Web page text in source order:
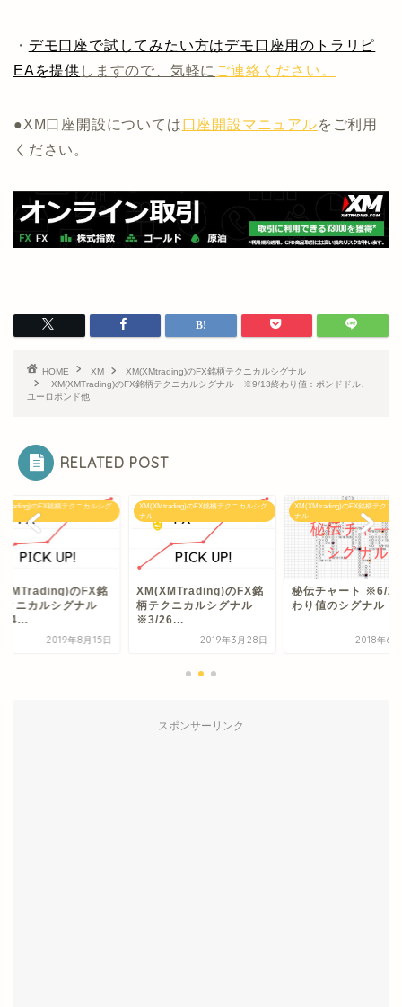
・ デモ口座で試してみたい方はデモ口座用のトラリピ
EAを提供 しますので、気軽に ご連絡ください。
●XM口座開設については口座開設マニュアルをご利用
ください。
HOME XM
XM(XMtrading)のFX銘柄テクニカルシグナル
XM(XMTrading)のFX銘柄テクニカルシグナル ※9/13終わり値：ポンドドル、
ユーロポンド他
RELATED POST
のFX銘柄テクニカルシグ
のFX銘
クニカルシグナル
2019年8月15日
XM(XMtrading)のFX銘柄テクニカルシグ
ナル
XM(XMTrading)のFX銘
柄テクニカルシグナル
※3/26...
2019年3月28日
XM(XMtrading)のFX銘柄テクニ
ナル
秘伝チャート ※6/
わり値のシグナル
2018年6
スポンサーリンク